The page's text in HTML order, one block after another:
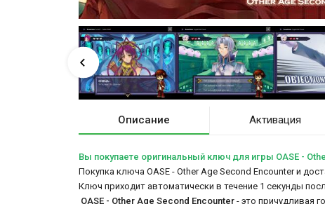
Описание Активация
Вы покупаете оригинальный ключ для игры OASE -
Покупка ключа OASE - Other Age Second Encounter и
Ключ приходит автоматически в течение 1 секунды
OASE - Other Age Second Encounter - это причудливая